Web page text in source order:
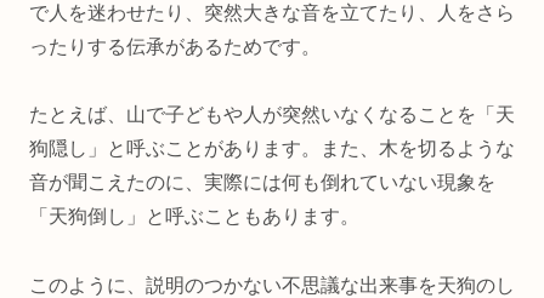
で人を迷わせたり、突然大きな音を立てたり、人をさら
ったりする伝承があるためです。
たとえば、山で子どもや人が突然いなくなることを「天
狗隠し」と呼ぶことがあります。また、木を切るような
音が聞こえたのに、実際には何も倒れていない現象を
「天狗倒し」と呼ぶこともあります。
このように、説明のつかない不思議な出来事を天狗のし